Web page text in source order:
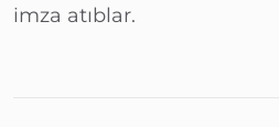
imza atıblar.